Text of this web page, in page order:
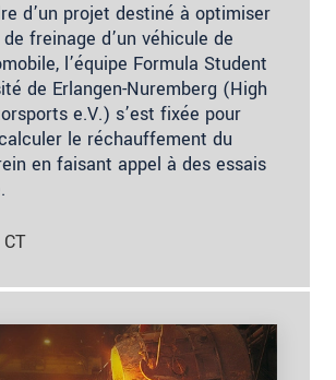
d’un projet destiné à optimiser
freinage d’un véhicule de
l’équipe Formula Student
de Erlangen-Nuremberg (High
e.V.) s’est fixée pour
le réchauffement du
en faisant appel à des essais